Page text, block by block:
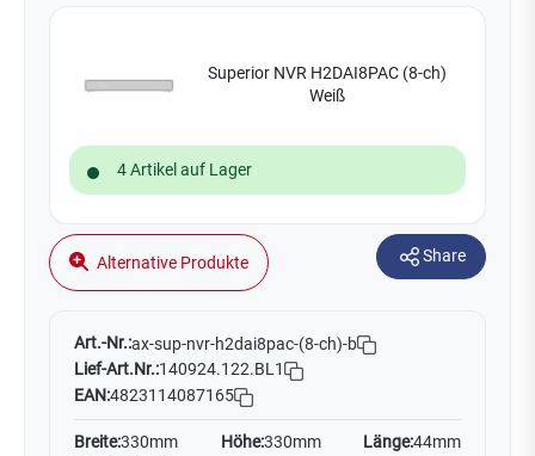
Superior NVR H2DAI8PAC (8-ch)
Weiß
4 Artikel auf Lager
Alternative Produkte Share
Art.-Nr.:ax-sup-nvr-h2dai8pac-(8-ch)-b
Lief-Art.Nr.:140924.122.BL1
EAN:4823114087165
Breite:330mm Höhe:330mm Länge:44mm